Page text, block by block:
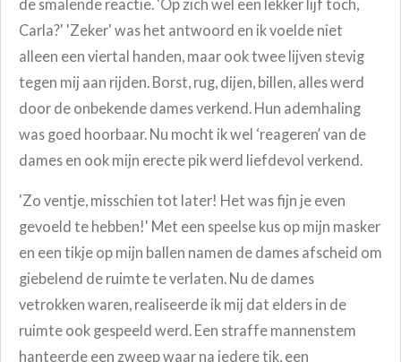
de smalende reactie. 'Op zich wel een lekker lijf toch,
Carla?' 'Zeker' was het antwoord en ik voelde niet
alleen een viertal handen, maar ook twee lijven stevig
tegen mij aan rijden. Borst, rug, dijen, billen, alles werd
door de onbekende dames verkend. Hun ademhaling
was goed hoorbaar. Nu mocht ik wel ‘reageren’ van de
dames en ook mijn erecte pik werd liefdevol verkend.
'Zo ventje, misschien tot later! Het was fijn je even
gevoeld te hebben!' Met een speelse kus op mijn masker
en een tikje op mijn ballen namen de dames afscheid om
giebelend de ruimte te verlaten. Nu de dames
vetrokken waren, realiseerde ik mij dat elders in de
ruimte ook gespeeld werd. Een straffe mannenstem
hanteerde een zweep waar na iedere tik, een